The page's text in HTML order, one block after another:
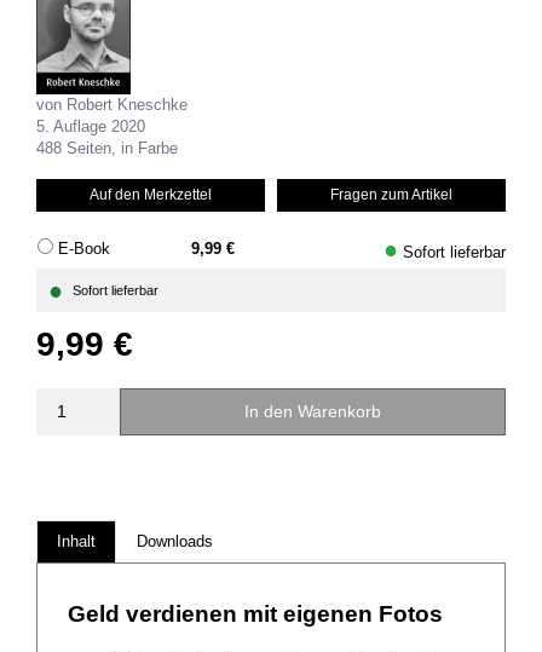
von Robert Kneschke
5. Auflage 2020
488 Seiten, in Farbe
Auf den Merkzettel Fragen zum Artikel
E-Book 9,99 € ● Sofort lieferbar
● Sofort lieferbar
9,99 €
In den Warenkorb
Inhalt Downloads
Geld verdienen mit eigenen Fotos